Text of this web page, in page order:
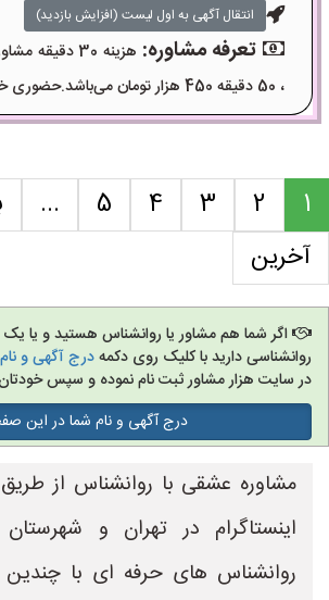
انتقال آگهی به اول لیست (افزایش بازدید)
تعرفه مشاوره:
، 50 دقیقه 450 هزار تومان می‌باشد.حضوری خیابان جام جم .
1
2
3
4
5
...
آخرین
اگر شما هم مشاور یا روانشناس هستید و یا یک
روانشناسی دارید با کلیک روی دکمهدرج آگهی و
در سایت هزار مشاور ثبت نام نموده و سپس
درج آگهی و نام شما در این
مشاوره عشقی با روانشناس از
اینستاگرام در تهران و
روانشناس های حرفه ای با چندین